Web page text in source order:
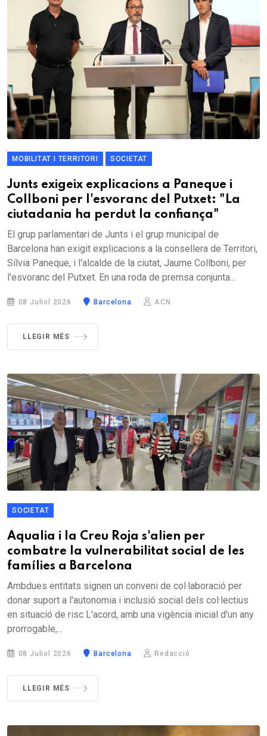
MOBILITAT I TERRITORI SOCIETAT
Junts exigeix explicacions a Paneque i
Collboni per l'esvoranc del Putxet: "La
ciutadania ha perdut la confiança"
El grup parlamentari de Junts i el grup municipal de
Barcelona han exigit explicacions a la consellera de Territori,
Sílvia Paneque, i l'alcalde de la ciutat, Jaume Collboni, per
l'esvoranc del Putxet. En una roda de premsa conjunta...
08 Juliol 2026 Barcelona ACN
LLEGIR MÉS
SOCIETAT
Aqualia i la Creu Roja s'alien per
combatre la vulnerabilitat social de les
famílies a Barcelona
Ambdues entitats signen un conveni de col·laboració per
donar suport a l'autonomia i inclusió social dels col·lectius
en situació de risc L'acord, amb una vigència inicial d'un any
prorrogable,...
08 Juliol 2026 Barcelona Redacció
LLEGIR MÉS